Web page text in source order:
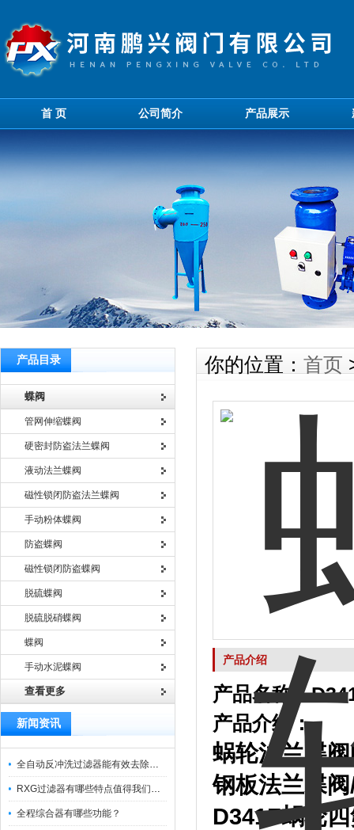
首 页 公司简介 产品展示
产品目录
蝶阀
管网伸缩蝶阀
硬密封防盗法兰蝶阀
液动法兰蝶阀
磁性锁闭防盗法兰蝶阀
手动粉体蝶阀
防盗蝶阀
磁性锁闭防盗蝶阀
脱硫蝶阀
脱硫脱硝蝶阀
蝶阀
手动水泥蝶阀
查看更多
新闻资讯
全自动反冲洗过滤器能有效去除过滤介质上的杂质
RXG过滤器有哪些特点值得我们选择？
全程综合器有哪些功能？
你的位置： 首页
产品介绍
产品名称：
产品介绍：
蜗轮法兰蝶阀
钢板法兰蝶阀
D341F蜗轮